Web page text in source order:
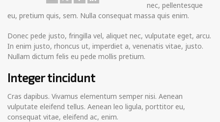
nec, pellentesque
eu, pretium quis, sem. Nulla consequat massa quis enim.
Donec pede justo, fringilla vel, aliquet nec, vulputate eget, arcu.
In enim justo, rhoncus ut, imperdiet a, venenatis vitae, justo.
Nullam dictum felis eu pede mollis pretium.
Integer tincidunt
Cras dapibus. Vivamus elementum semper nisi. Aenean
vulputate eleifend tellus. Aenean leo ligula, porttitor eu,
consequat vitae, eleifend ac, enim.